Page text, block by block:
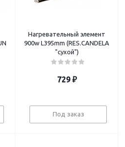
Нагревательный элемент
900w L395mm (RES.CANDELA
"сухой")
729₽
Под заказ